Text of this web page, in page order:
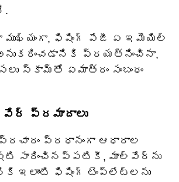
ఫిషింగ్ పేజీ ఏ ఇమెయిల్
ప్రయత్నించినా,
స్కామ్‌తో ఏమాత్రం సంబంధం
ప్రమాదాలు
ప్రధానంగా ఆధారాల
సారించినప్పటికీ, మాల్‌వేర్‌ను
ఇలాంటి ఫిషింగ్ టెంప్లేట్‌లను